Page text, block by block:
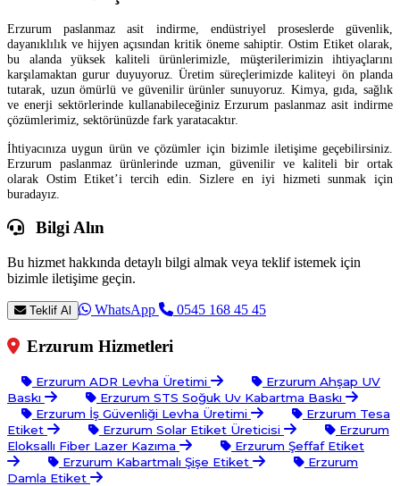
Erzurum paslanmaz asit indirme, endüstriyel proseslerde güvenlik,
dayanıklılık ve hijyen açısından kritik öneme sahiptir. Ostim Etiket olarak,
bu alanda yüksek kaliteli ürünlerimizle, müşterilerimizin ihtiyaçlarını
karşılamaktan gurur duyuyoruz. Üretim süreçlerimizde kaliteyi ön planda
tutarak, uzun ömürlü ve güvenilir ürünler sunuyoruz. Kimya, gıda, sağlık
ve enerji sektörlerinde kullanabileceğiniz Erzurum paslanmaz asit indirme
çözümlerimiz, sektörünüzde fark yaratacaktır.
İhtiyacınıza uygun ürün ve çözümler için bizimle iletişime geçebilirsiniz.
Erzurum paslanmaz ürünlerinde uzman, güvenilir ve kaliteli bir ortak
olarak Ostim Etiket’i tercih edin. Sizlere en iyi hizmeti sunmak için
buradayız.
Bilgi Alın
Bu hizmet hakkında detaylı bilgi almak veya teklif istemek için
bizimle iletişime geçin.
Teklif Al WhatsApp 0545 168 45 45
Erzurum Hizmetleri
Erzurum ADR Levha Üretimi
Erzurum Ahşap UV
Baskı
Erzurum STS Soğuk Uv Kabartma Baskı
Erzurum İş Güvenliği Levha Üretimi
Erzurum Tesa
Etiket
Erzurum Solar Etiket Üreticisi
Erzurum
Eloksallı Fiber Lazer Kazıma
Erzurum Şeffaf Etiket
Erzurum Kabartmalı Şişe Etiket
Erzurum
Damla Etiket